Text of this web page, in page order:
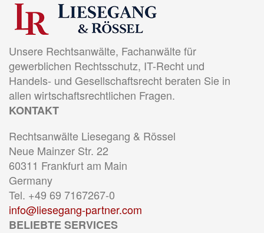
Unsere Rechtsanwälte, Fachanwälte für
gewerblichen Rechtsschutz, IT-Recht und
Handels- und Gesellschaftsrecht beraten Sie in
allen wirtschaftsrechtlichen Fragen.
KONTAKT
Rechtsanwälte Liesegang & Rössel
Neue Mainzer Str. 22
60311 Frankfurt am Main
Germany
Tel. +49 69 7167267-0
info@liesegang-partner.com
BELIEBTE SERVICES